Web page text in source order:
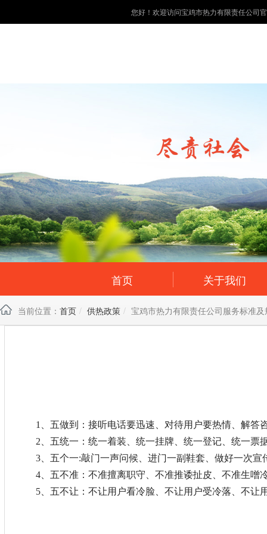
您好！欢迎访问宝鸡市热力有限责任公司
首页 关于我们
当前位置： 首页 供热政策 宝鸡市热力有限责任公司服务标准及
1、五做到：接听电话要迅速、对待用户要热情、解
2、五统一：统一着装、统一挂牌、统一登记、统一票
3、 五个一:敲门一声问候、进门一副鞋套、做好一次
4、五不准：不准擅离职守、不准推诿扯皮、不准生噌
5、五不让：不让用户看冷脸、不让用户受冷落、不